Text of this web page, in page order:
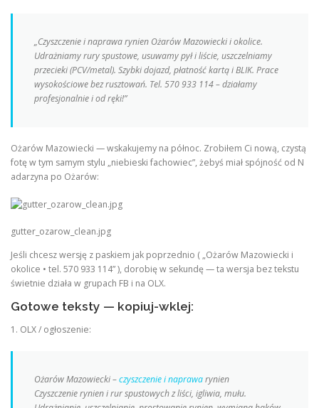
„Czyszczenie i naprawa rynien Ożarów Mazowiecki i okolice.
Udrażniamy rury spustowe, usuwamy pył i liście, uszczelniamy
przecieki (PCV/metal). Szybki dojazd, płatność kartą i BLIK. Prace
wysokościowe bez rusztowań. Tel. 570 933 114 – działamy
profesjonalnie i od ręki!”
Ożarów Mazowiecki — wskakujemy na północ. Zrobiłem Ci nową, czystą
fotę w tym samym stylu „niebieski fachowiec”, żebyś miał spójność od N
adarzyna po Ożarów:
gutter_ozarow_clean.jpg
Jeśli chcesz wersję z paskiem jak poprzednio ( „Ożarów Mazowiecki i
okolice • tel. 570 933 114” ), dorobię w sekundę — ta wersja bez tekstu
świetnie działa w grupach FB i na OLX.
Gotowe teksty — kopiuj-wklej:
1. OLX / ogłoszenie:
Ożarów Mazowiecki –czyszczenie i naprawarynien
Czyszczenie rynien i rur spustowych z liści, igliwia, mułu.